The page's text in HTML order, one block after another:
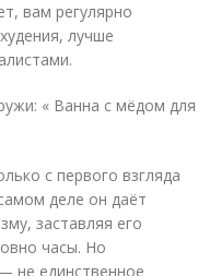
вам регулярно
лучше
« Ванна с мёдом для
с первого взгляда
деле он даёт
заставляя его
часы. Но
не единственное